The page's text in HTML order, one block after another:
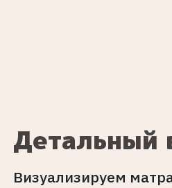
Детальный
Визуализируем